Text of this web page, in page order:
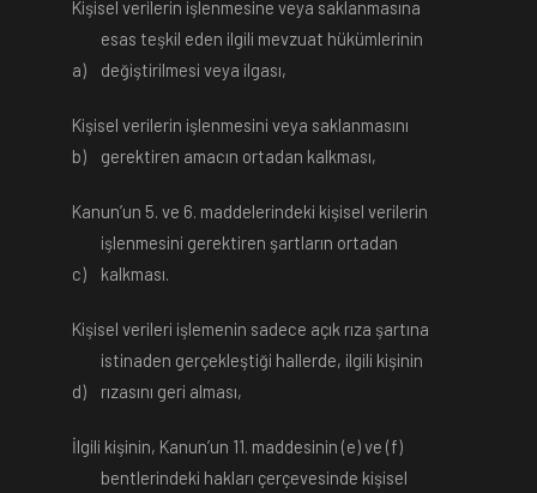
a)
Kişisel verilerin işlenmesine veya saklanmasına
esas teşkil eden ilgili mevzuat hükümlerinin
değiştirilmesi veya ilgası,
b)
Kişisel verilerin işlenmesini veya saklanmasını
gerektiren amacın ortadan kalkması,
c)
Kanun’un 5. ve 6. maddelerindeki kişisel verilerin
işlenmesini gerektiren şartların ortadan
kalkması.
d)
Kişisel verileri işlemenin sadece açık rıza şartına
istinaden gerçekleştiği hallerde, ilgili kişinin
rızasını geri alması,
İlgili kişinin, Kanun’un 11. maddesinin (e) ve (f)
bentlerindeki hakları çerçevesinde kişisel